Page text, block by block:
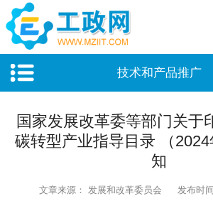
技术和产品推广
国家发展改革委等部门关于
碳转型产业指导目录 （
知
文章来源： 发展和改革委员会 发布时